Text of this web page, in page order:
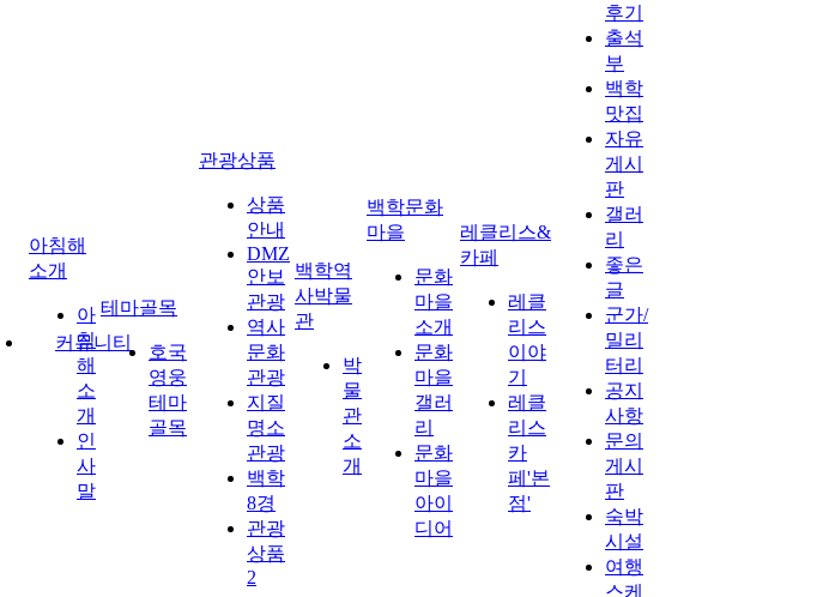
커뮤니티
아침해
소개
아
침
해
소
개
인
사
말
테마골목
호국
영웅
테마
골목
관광상품
상품
안내
DMZ
안보
관광
역사
문화
관광
지질
명소
관광
백학
8경
관광
상품
2
백학역
사박물
관
박
물
관
소
개
백학문화
마을
문화
마을
소개
문화
마을
갤러
리
문화
마을
아이
디어
레클리스&
카페
레클
리스
이야
기
레클
리스
카
페'본
점'
후기
출석
부
백학
맛집
자유
게시
판
갤러
리
좋은
글
군가/
밀리
터리
공지
사항
문의
게시
판
숙박
시설
여행
스케